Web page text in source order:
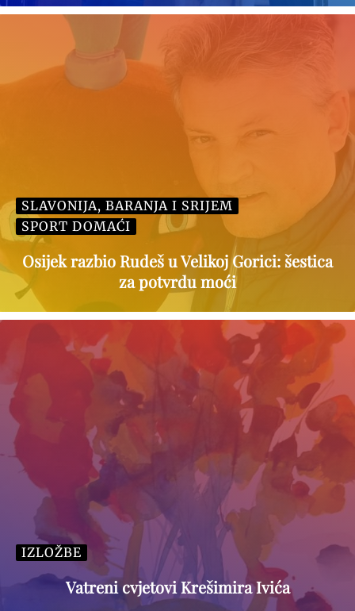
SLAVONIJA, BARANJA I SRIJEM
SPORT DOMAĆI
Osijek razbio Rudeš u Velikoj Gorici: šestica
za potvrdu moći
IZLOŽBE
Vatreni cvjetovi Krešimira Ivića